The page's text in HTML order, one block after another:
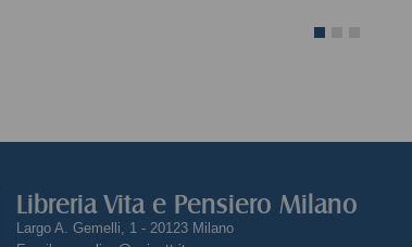
Libreria Vita e Pensiero Milano
Largo A. Gemelli, 1 - 20123 Milano